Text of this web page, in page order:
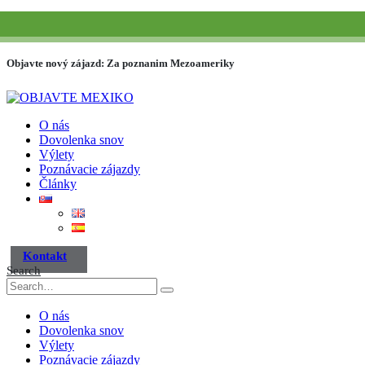
Objavte nový zájazd: Za poznanim Mezoameriky
O nás
Dovolenka snov
Výlety
Poznávacie zájazdy
Články
Kontakt
Search
O nás
Dovolenka snov
Výlety
Poznávacie zájazdy